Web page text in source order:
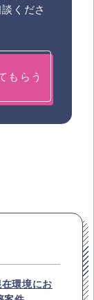
くださ
もらう
環境にお